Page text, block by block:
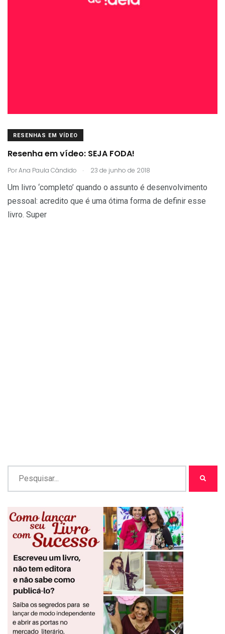
RESENHAS EM VÍDEO
Resenha em vídeo: SEJA FODA!
PorAna Paula Cândido . 23 de junho de 2018
Um livro ‘completo’ quando o assunto é desenvolvimento
pessoal: acredito que é uma ótima forma de definir esse
livro. Super